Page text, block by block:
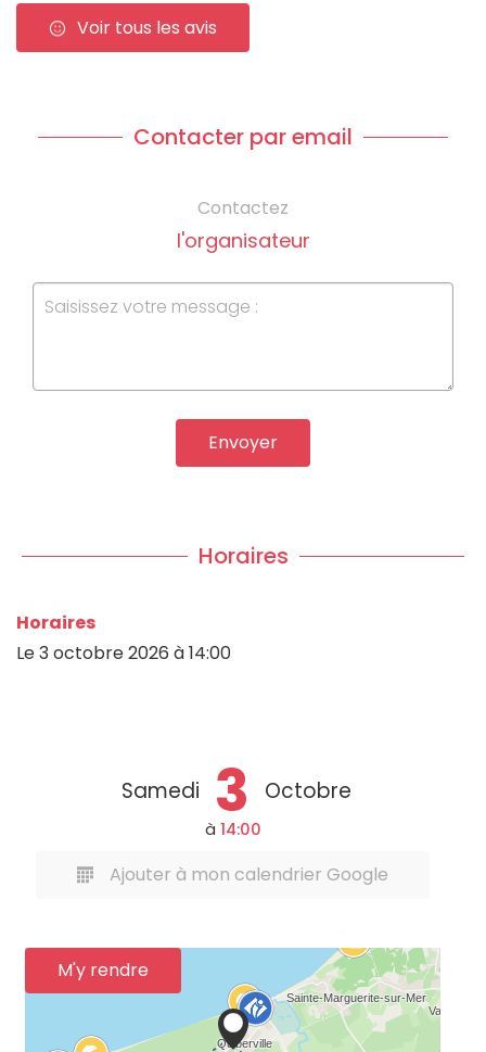
Voir tous les avis
Contacter par email
Contactez
l'organisateur
Envoyer
Horaires
Horaires
Le3 octobre 2026 à 14:00
Samedi 3 Octobre
à 14:00
Ajouter à mon calendrier Google
M'y rendre